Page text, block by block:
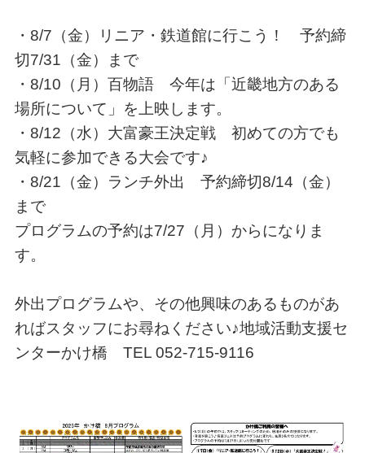
・8/7（金）リニア・鉄道館に行こう！ 予約締
切7/31（金）まで
・8/10（月）百物語 今年は「近畿地方のある
場所について」を上映します。
・8/12（水）大富豪王決定戦 初めての方でも
気軽に参加できる大会です♪
・8/21（金）ランチ外出 予約締切8/14（金）
まで
プログラムの予約は7/27（月）からになりま
す。
外出プログラムや、その他興味のあるものがあ
ればスタッフにお尋ねください♪地域活動支援セ
ンターかけ橋 TEL 052-715-9116